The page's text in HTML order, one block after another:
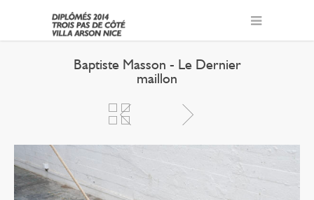
Baptiste Masson - Le Dernier
maillon